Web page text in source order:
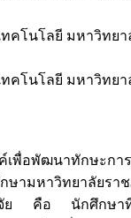
คโนโลยี มหาวิทยา
คโนโลยี มหาวิทยา
เพื่อพัฒนาทักษะกา
ษามหาวิทยาลัยรา
จัย คือ นักศึกษาที่